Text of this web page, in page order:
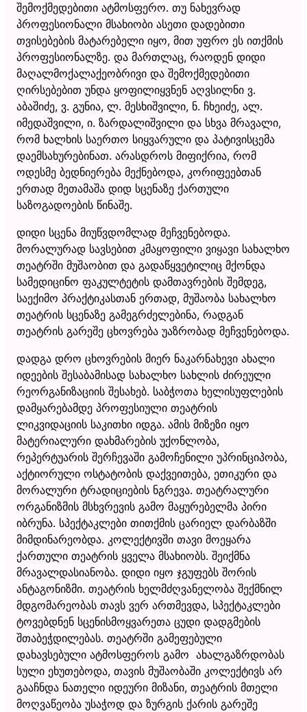
შემოქმედებითი ატმოსფერო. თუ ნახევრად
პროფესიონალი მსახიობი ასეთი დადებითი
თვისებების მატარებელი იყო, მით უფრო ეს ითქმის
პროფესიონალზე. და მართლაც, რაოდენ დიდი
მაღალმოქალაქეობრივი და შემოქმედებითი
ღირსებებით უნდა ყოფილიყვნენ აღვსილნი ვ.
აბაშიძე, ვ. გუნია, ლ. მესხიშვილი, ნ. ჩხეიძე, ალ.
იმედაშვილი, ი. ზარდალიშვილი და სხვა მრავალი,
რომ ხალხის საერთო სიყვარული და პატივისცემა
დაემსახურებინათ. არასდროს მიფიქრია, რომ
ოდესმე ბედნიერება მექნებოდა, კორიფეებთან
ერთად მეთამაშა დიდ სცენაზე ქართული
საზოგადოების წინაშე.
დიდი სცენა მიუწვდომლად მეჩვენებოდა.
მორალურად სავსებით კმაყოფილი ვიყავი სახალხო
თეატრში მუშაობით და გადაწყვეტილიც მქონდა
სამედიცინო ფაკულტეტის დამთავრების შემდეგ,
საექიმო პრაქტიკასთან ერთად, მუშაობა სახალხო
თეატრის სცენაზე გამეგრძელებინა, რადგან
თეატრის გარეშე ცხოვრება უაზრობად მეჩვენებოდა.
დადგა დრო ცხოვრების მიერ ნაკარნახევი ახალი
იდეების შესაბამისად სახალხო სახლის ძირეული
რეორგანიზაციის შესახებ. საბჭოთა ხელისუფლების
დამყარებამდე პროფესიული თეატრის
ლიკვიდაციის საკითხი იდგა. ამის მიზეზი იყო
მატერიალური დახმარების უქონლობა,
რეპერტუარის შერჩევაში გამოჩენილი უპრინციპობა,
აქტიორული ოსტატობის დაქვეითება, ეთიკური და
მორალური ტრადიციების ნგრევა. თეატრალური
ორგანიზმის მსხვრევის გამო მაყურებელმა პირი
იბრუნა. სპექტაკლები თითქმის ცარიელ დარბაზში
მიმდინარეობდა. კოლექტივში თავი მოეყარა
ქართული თეატრის ყველა მსახიობს. შეიქმნა
მრავალდასიანობა. დიდი იყო ჯგუფებს შორის
ანტაგონიზმი. თეატრის ხელმძღვანელობა შექმნილ
მდგომარეობას თავს ვერ ართმევდა, სპექტაკლები
ტოვებდნენ სცენისმოყვარეთა ცუდი დადგმების
შთაბეჭდილებას. თეატრში გამეფებული
დახავსებული ატმოსფეროს გამო ახალგაზრდობას
სული ეხუთებოდა, თავის მუშაობაში კოლექტივს არ
გააჩნდა ნათელი იდეური მიზანი, თეატრის მთელი
მოღვაწეობა უსაჭოდ და ზურგის ქარის გარეშე